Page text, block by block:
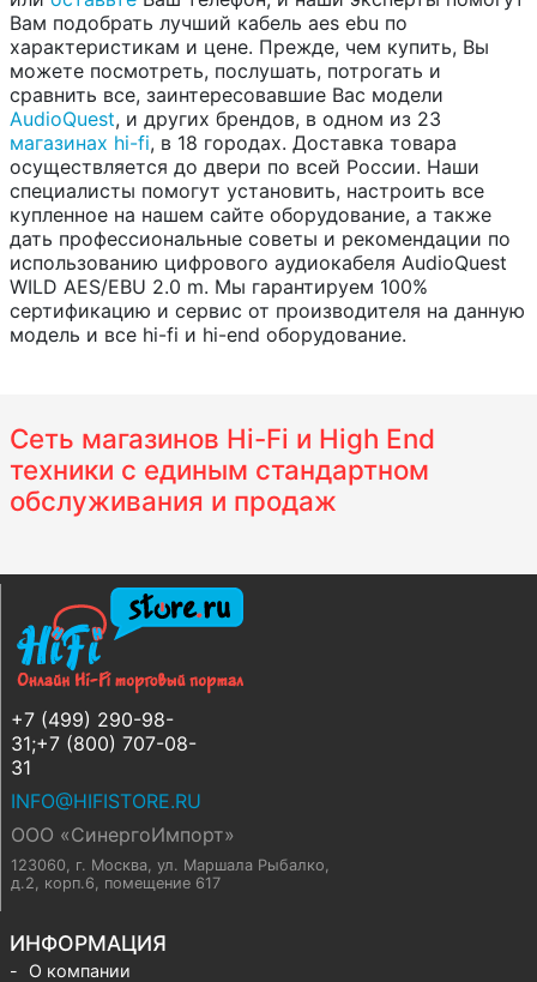
Вам подобрать лучший кабель aes ebu по
характеристикам и цене. Прежде, чем купить, Вы
можете посмотреть, послушать, потрогать и
сравнить все, заинтересовавшие Вас модели
AudioQuest, и других брендов, в одном из 23
магазинах hi-fi, в 18 городах. Доставка товара
осуществляется до двери по всей России. Наши
специалисты помогут установить, настроить все
купленное на нашем сайте оборудование, а также
дать профессиональные советы и рекомендации по
использованию цифрового аудиокабеля AudioQuest
WILD AES/EBU 2.0 m. Мы гарантируем 100%
сертификацию и сервис от производителя на данную
модель и все hi-fi и hi-end оборудование.
Сеть магазинов Hi-Fi и High End
техники с единым стандартном
обслуживания и продаж
+7 (499) 290-98-
31;+7 (800) 707-08-
31
INFO@HIFISTORE.RU
ООО «СинергоИмпорт»
123060, г. Москва, ул. Маршала Рыбалко,
д.2, корп.6, помещение 617
ИНФОРМАЦИЯ
О компании